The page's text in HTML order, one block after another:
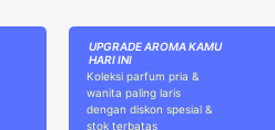
UPGRADE AROMA KAMU
HARI INI
Koleksi parfum pria &
wanita paling laris
dengan diskon spesial &
stok terbatas